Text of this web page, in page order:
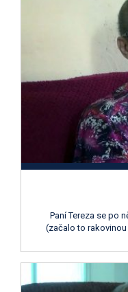
Paní Tereza se po
(začalo to rakovinou